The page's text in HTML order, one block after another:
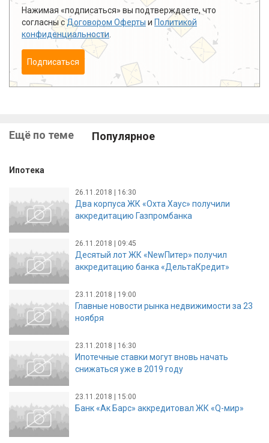
Нажимая «подписаться» вы подтверждаете, что
согласны сДоговором Оферты и Политикой
конфиденциальности
Подписаться
Ещё по теме Популярное
Ипотека
26.11.2018 | 16:30
Два корпуса ЖК «Охта Хаус» получили
аккредитацию Газпромбанка
26.11.2018 | 09:45
Десятый лот ЖК «NewПитер» получил
аккредитацию банка «ДельтаКредит»
23.11.2018 | 19:00
Главные новости рынка недвижимости за 23
ноября
23.11.2018 | 16:30
Ипотечные ставки могут вновь начать
снижаться уже в 2019 году
23.11.2018 | 15:00
Банк «Ак Барс» аккредитовал ЖК «Q-мир»